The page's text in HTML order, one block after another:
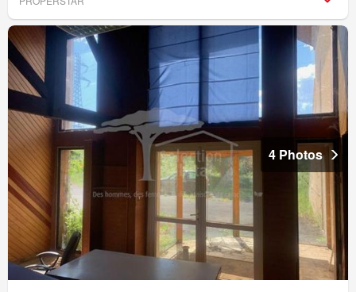
4 Photos